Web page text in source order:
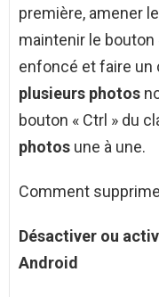
première, amener
maintenir le bouton
enfoncé et faire un
plusieurs photos
bouton « Ctrl » du
photos une à une.
Comment
Désactiver ou
Android